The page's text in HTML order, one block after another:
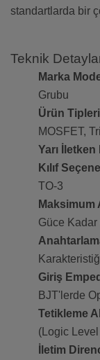
standartlarda bir
Teknik
Marka
Grubu
Ürün
MOSFET,
Yarı
Kılıf
TO-3
Maksimum
Güce
Giriş
BJT'lerde
Tetikleme
(Logic
İletim